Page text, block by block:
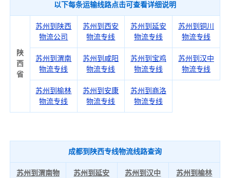
以下每条运输线路点击可查看详细说明
陕
西
省
苏州到陕西
物流公司
苏州到西安
物流专线
苏州到延安
物流专线
苏州到铜川
物流专线
苏州到渭南
物流专线
苏州到咸阳
物流专线
苏州到宝鸡
物流专线
苏州到汉中
物流专线
苏州到榆林
物流专线
苏州到安康
物流专线
苏州到商洛
物流专线
成都到陕西专线物流线路查询
苏州到渭南物
苏州到延安
苏州到汉中
苏州到榆林